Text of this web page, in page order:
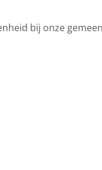
bij onze